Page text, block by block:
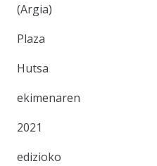
(Argia)
Plaza
Hutsa
ekimenaren
2021
edizioko